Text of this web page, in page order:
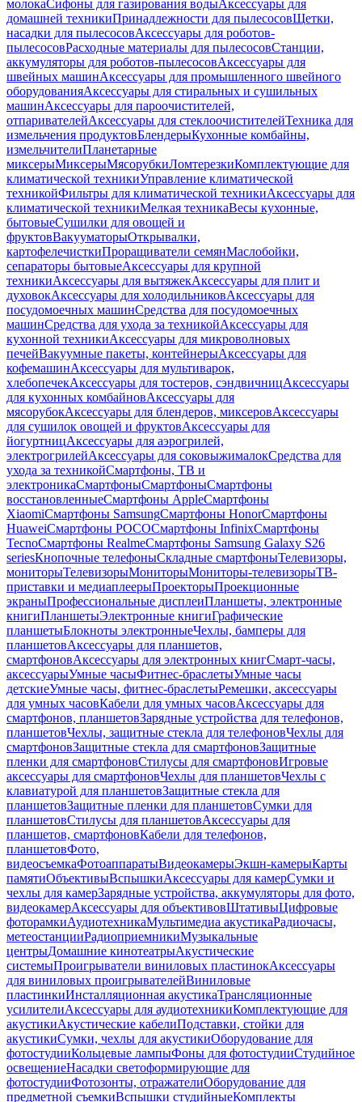
молокаСифоны для газирования водыАксессуары для
домашней техникиПринадлежности для пылесосовЩетки,
насадки для пылесосовАксессуары для роботов-
пылесосовРасходные материалы для пылесосовСтанции,
аккумуляторы для роботов-пылесосовАксессуары для
швейных машинАксессуары для промышленного швейного
оборудованияАксессуары для стиральных и сушильных
машинАксессуары для пароочистителей,
отпаривателейАксессуары для стеклоочистителейТехника для
измельчения продуктовБлендерыКухонные комбайны,
измельчителиПланетарные
миксерыМиксерыМясорубкиЛомтерезкиКомплектующие для
климатической техникиУправление климатической
техникойФильтры для климатической техникиАксессуары для
климатической техникиМелкая техникаВесы кухонные,
бытовыеСушилки для овощей и
фруктовВакууматорыОткрывалки,
картофелечисткиПроращиватели семянМаслобойки,
сепараторы бытовыеАксессуары для крупной
техникиАксессуары для вытяжекАксессуары для плит и
духовокАксессуары для холодильниковАксессуары для
посудомоечных машинСредства для посудомоечных
машинСредства для ухода за техникойАксессуары для
кухонной техникиАксессуары для микроволновых
печейВакуумные пакеты, контейнерыАксессуары для
кофемашинАксессуары для мультиварок,
хлебопечекАксессуары для тостеров, сэндвичницАксессуары
для кухонных комбайновАксессуары для
мясорубокАксессуары для блендеров, миксеровАксессуары
для сушилок овощей и фруктовАксессуары для
йогуртницАксессуары для аэрогрилей,
электрогрилейАксессуары для соковыжималокСредства для
ухода за техникойСмартфоны, ТВ и
электроникаСмартфоныСмартфоныСмартфоны
восстановленныеСмартфоны AppleСмартфоны
XiaomiСмартфоны SamsungСмартфоны HonorСмартфоны
HuaweiСмартфоны POCOСмартфоны InfinixСмартфоны
TecnoСмартфоны RealmeСмартфоны Samsung Galaxy S26
seriesКнопочные телефоныСкладные смартфоныТелевизоры,
мониторыТелевизорыМониторыМониторы-телевизорыТВ-
приставки и медиаплеерыПроекторыПроекционные
экраныПрофессиональные дисплеиПланшеты, электронные
книгиПланшетыЭлектронные книгиГрафические
планшетыБлокноты электронныеЧехлы, бамперы для
планшетовАксессуары для планшетов,
смартфоновАксессуары для электронных книгСмарт-часы,
аксессуарыУмные часыФитнес-браслетыУмные часы
детскиеУмные часы, фитнес-браслетыРемешки, аксессуары
для умных часовКабели для умных часовАксессуары для
смартфонов, планшетовЗарядные устройства для телефонов,
планшетовЧехлы, защитные стекла для телефоновЧехлы для
смартфоновЗащитные стекла для смартфоновЗащитные
пленки для смартфоновСтилусы для смартфоновИгровые
аксессуары для смартфоновЧехлы для планшетовЧехлы с
клавиатурой для планшетовЗащитные стекла для
планшетовЗащитные пленки для планшетовСумки для
планшетовСтилусы для планшетовАксессуары для
планшетов, смартфоновКабели для телефонов,
планшетовФото,
видеосъемкаФотоаппаратыВидеокамерыЭкшн-камерыКарты
памятиОбъективыВспышкиАксессуары для камерСумки и
чехлы для камерЗарядные устройства, аккумуляторы для фото,
видеокамерАксессуары для объективовШтативыЦифровые
фоторамкиАудиотехникаМультимедиа акустикаРадиочасы,
метеостанцииРадиоприемникиМузыкальные
центрыДомашние кинотеатрыАкустические
системыПроигрыватели виниловых пластинокАксессуары
для виниловых проигрывателейВиниловые
пластинкиИнсталляционная акустикаТрансляционные
усилителиАксессуары для аудиотехникиКомплектующие для
акустикиАкустические кабелиПодставки, стойки для
акустикиСумки, чехлы для акустикиОборудование для
фотостудииКольцевые лампыФоны для фотостудииСтудийное
освещениеНасадки светоформирующие для
фотостудииФотозонты, отражателиОборудование для
предметной съемкиВспышки студийныеКомплекты